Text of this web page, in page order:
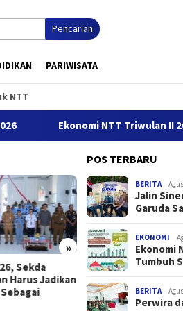
Pencarian
PARIWISATA
NTT
Ekonomi NTT Triwulan II 2026
»
Sekda
Harus Jadikan
OJK Terbitkan POJK
Tahun 2026, Atur
dan Permintaan
Transaksi Industri
POS TERBARU
BERITA
Jalin
Garuda
EKONOMI
Ekonomi
Tumbuh
BERITA
Perwira